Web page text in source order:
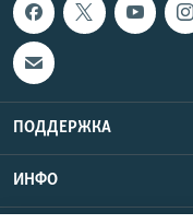
ПОДДЕРЖКА
ИНФО